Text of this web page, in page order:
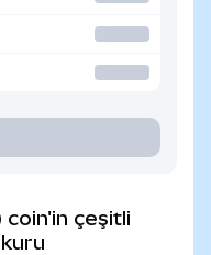
coin'in çeşitli